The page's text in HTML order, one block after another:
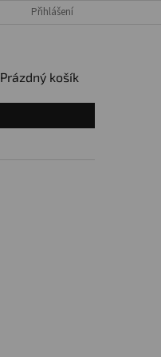
Přihlášení
NÁKUPNÍ
Prázdný košík